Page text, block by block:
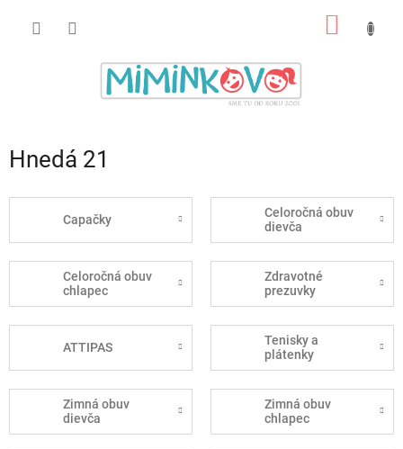
Hnedá 21
Capačky
Celoročná obuv
dievča
Celoročná obuv
chlapec
Zdravotné
prezuvky
ATTIPAS
Tenisky a
plátenky
Zimná obuv
dievča
Zimná obuv
chlapec